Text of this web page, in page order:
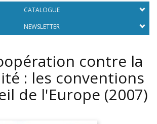
CATALOGUE
NEWSLETTER
contre la
: les conventions
de l'Europe (2007)